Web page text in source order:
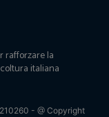
rafforzare la
italiana
- @ Copyright